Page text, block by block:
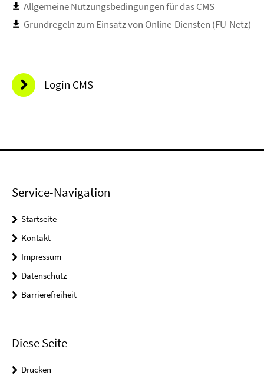
Allgemeine Nutzungsbedingungen für das CMS
Grundregeln zum Einsatz von Online-Diensten (FU-Netz)
Login CMS
Service-Navigation
Startseite
Kontakt
Impressum
Datenschutz
Barrierefreiheit
Diese Seite
Drucken